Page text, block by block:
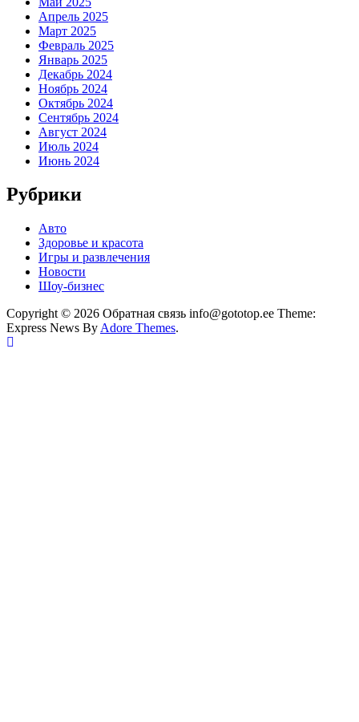
Апрель 2025
Март 2025
Февраль 2025
Январь 2025
Декабрь 2024
Ноябрь 2024
Октябрь 2024
Сентябрь 2024
Август 2024
Июль 2024
Июнь 2024
Рубрики
Авто
Здоровье и красота
Игры и развлечения
Новости
Шоу-бизнес
Copyright © 2026 Обратная связь info@gototop.ee Theme:
Express News By Adore Themes.